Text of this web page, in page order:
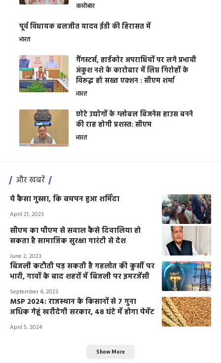
कारोबार
पूर्व विधायक बलजीत यादव ईडी की हिरासत में
भारत
गैंगस्टर्स, हार्डकोर अपराधियों पर लगे प्रभावी
अंकुश नशे के कारोबार में लिप्त गिरोहों के
विरूद्ध हो सख्त एक्शन : सीएम शर्मा
भारत
छोटे उद्योगों के ग्लोबल बिजनेस हाउस बनने
की राह होगी प्रशस्त: सीएम
भारत
और खबरें
ये कैसा गुस्सा, कि बचपन हुआ शर्मिंदा
April 21, 2023
सीएम का पीएम से सवाल कैसे दिवालिया हो
सकता है सामाजिक सुरक्षा गारंटी से देश
June 2, 2023
बिजली कटौती पड़ सकती है गहलोत की कुर्सी पर
भारी, गावों के बाद शहरों में बिजली पर इमरजेंसी
September 4, 2023
MSP 2024: राजस्थान के किसानों से 7 गुना
अधिक गेहूं खरीदेगी सरकार, 48 घंटे में होगा पेमेंट
April 5, 2024
Show More